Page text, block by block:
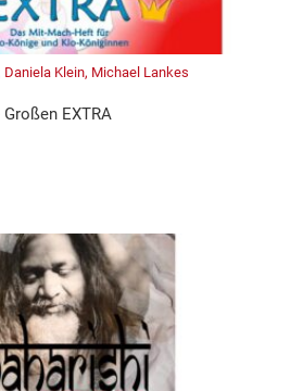
Daniela Klein, Michael Lankes
EXTRA